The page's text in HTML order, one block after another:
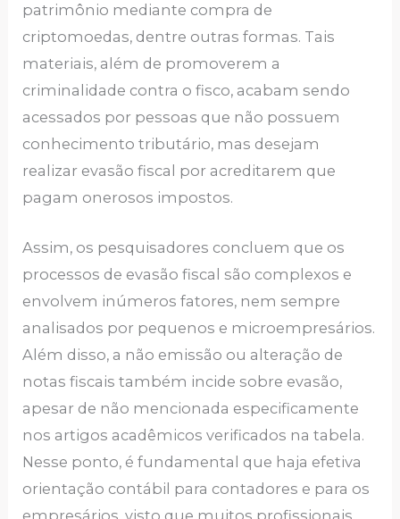
patrimônio mediante compra de
criptomoedas, dentre outras formas. Tais
materiais, além de promoverem a
criminalidade contra o fisco, acabam sendo
acessados por pessoas que não possuem
conhecimento tributário, mas desejam
realizar evasão fiscal por acreditarem que
pagam onerosos impostos.
Assim, os pesquisadores concluem que os
processos de evasão fiscal são complexos e
envolvem inúmeros fatores, nem sempre
analisados por pequenos e microempresários.
Além disso, a não emissão ou alteração de
notas fiscais também incide sobre evasão,
apesar de não mencionada especificamente
nos artigos acadêmicos verificados na tabela.
Nesse ponto, é fundamental que haja efetiva
orientação contábil para contadores e para os